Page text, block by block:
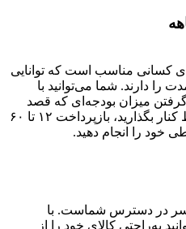
۶۰ ماهه برای کسانی مناسب است که توانایی
را دارند. شما می‌توانید با
گرفتن میزان بودجه‌ای که قصد
دارید هر ماه برای پرداخت اقساط کنار بگذارید، بازپرداخت ۱۲ تا ۶۰
خود را انجام دهید.
در دسترس شماست. با
به‌راحتی کالای خود را از